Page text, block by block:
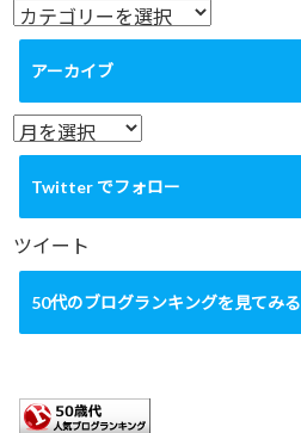
カ
テ
リ
ー
アーカイブ
ア
ー
イ
ブ
Twitter でフォロー
ツイート
50代のブログランキングを見てみる